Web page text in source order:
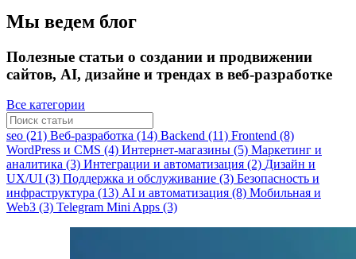
Мы ведем блог
Полезные статьи о создании и продвижении
сайтов, AI, дизайне и трендах в веб-разработке
Все категории
seo (21) Веб-разработка (14) Backend (11) Frontend (8)
WordPress и CMS (4) Интернет-магазины (5) Маркетинг и
аналитика (3) Интеграции и автоматизация (2) Дизайн и
UX/UI (3) Поддержка и обслуживание (3) Безопасность и
инфраструктура (13) AI и автоматизация (8) Мобильная и
Web3 (3) Telegram Mini Apps (3)